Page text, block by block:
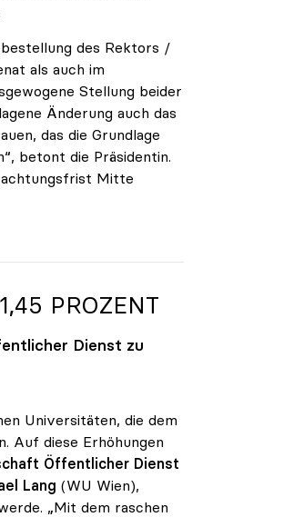
des Rektors /
als auch im
Stellung beider
Änderung auch das
das die Grundlage
betont die Präsidentin.
Mitte
PROZENT
Dienst zu
Universitäten, die dem
Auf diese Erhöhungen
Öffentlicher Dienst
Lang (WU Wien),
„Mit dem raschen